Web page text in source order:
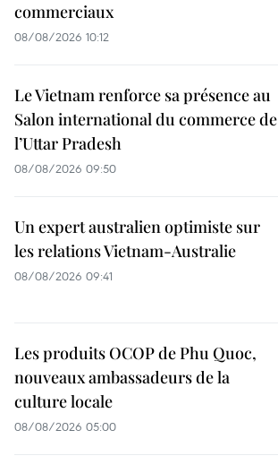
commerciaux
08/08/2026 10:12
Le Vietnam renforce sa présence au
Salon international du commerce de
l’Uttar Pradesh
08/08/2026 09:50
Un expert australien optimiste sur
les relations Vietnam-Australie
08/08/2026 09:41
Les produits OCOP de Phu Quoc,
nouveaux ambassadeurs de la
culture locale
08/08/2026 05:00